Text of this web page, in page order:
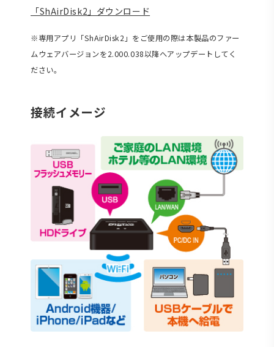
「ShAirDisk2」ダウンロード
※専用アプリ「ShAirDisk2」をご使用の際は本製品のファー
ムウェアバージョンを2.000.038以降へアップデートしてく
ださい。
接続イメージ